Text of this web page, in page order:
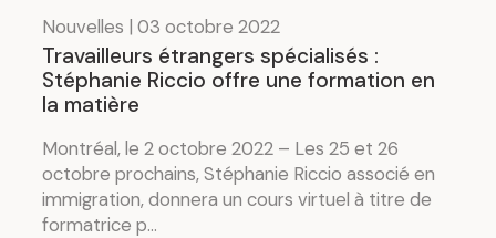
Nouvelles | 03 octobre 2022
Travailleurs étrangers spécialisés :
Stéphanie Riccio offre une formation en
la matière
Montréal, le 2 octobre 2022 – Les 25 et 26
octobre prochains, Stéphanie Riccio associé en
immigration, donnera un cours virtuel à titre de
formatrice p...